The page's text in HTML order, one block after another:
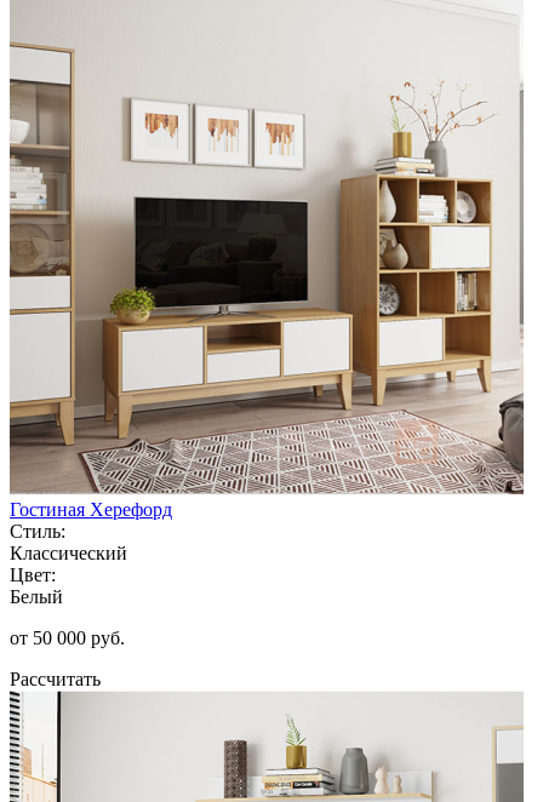
Гостиная Херефорд
Стиль:
Классический
Цвет:
Белый
от 50 000 руб.
Рассчитать